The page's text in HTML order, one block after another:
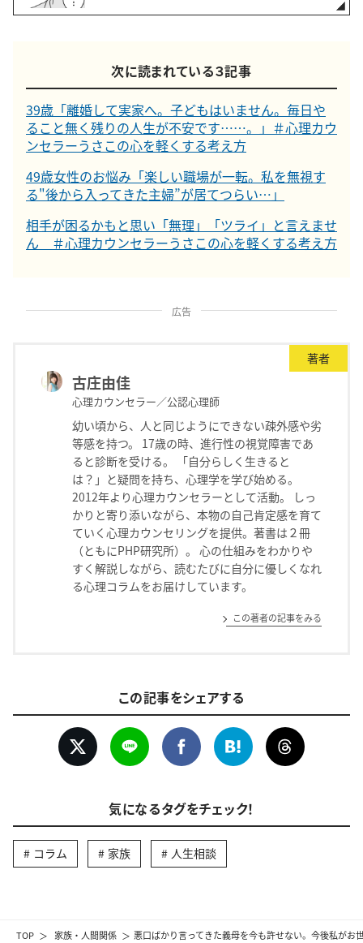
TOP 家族・人間関係 悪口ばかり言ってきた義母を今も許せない。今後私が
次に読まれている３記事
39歳「離婚して実家へ。子どもはいません。毎日や
ること無く残りの人生が不安です……。」＃心理カウ
ンセラーうさこの心を軽くする考え方
49歳女性のお悩み「楽しい職場が一転。私を無視す
る"後から入ってきた主婦”が居てつらい…」
相手が困るかもと思い「無理」「ツライ」と言えませ
ん ＃心理カウンセラーうさこの心を軽くする考え方
広告
著者
古庄由佳
心理カウンセラー／公認心理師
幼い頃から、人と同じようにできない疎外感や劣
等感を持つ。 17歳の時、進行性の視覚障害であ
ると診断を受ける。 「自分らしく生きると
は？」と疑問を持ち、心理学を学び始める。
2012年より心理カウンセラーとして活動。 しっ
かりと寄り添いながら、本物の自己肯定感を育て
ていく心理カウンセリングを提供。著書は２冊
（ともにPHP研究所）。 心の仕組みをわかりや
すく解説しながら、読むたびに自分に優しくなれ
る心理コラムをお届けしています。
この著者の記事をみる
この記事をシェアする
気になるタグをチェック！
コラム 家族 人生相談